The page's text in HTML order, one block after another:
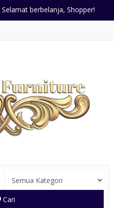
Selamat berbelanja, Shopper!
Cari